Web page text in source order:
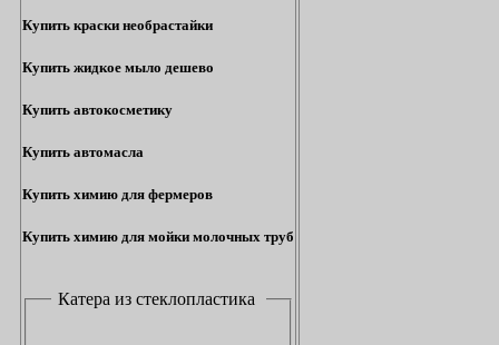
Купить краски необрастайки
Купить жидкое мыло дешево
Купить автокосметику
Купить автомасла
Купить химию для фермеров
Купить химию для мойки молочных труб
Катера из стеклопластика